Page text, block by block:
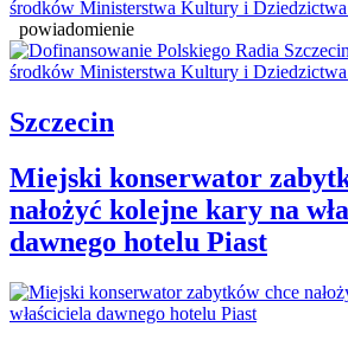
powiadomienie
Szczecin
Miejski konserwator
nałożyć kolejne kary na
dawnego hotelu Piast